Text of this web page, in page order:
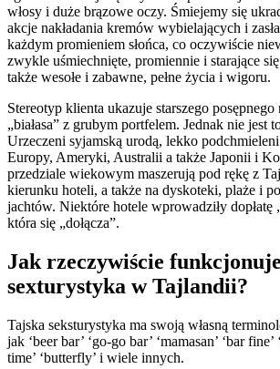
włosy i duże brązowe oczy. Śmiejemy się
akcje nakładania kremów wybielających i
każdym promieniem słońca, co oczywiście
zwykle uśmiechnięte, promiennie i starające
także wesołe i zabawne, pełne życia i wigoru.
Stereotyp klienta ukazuje starszego
„białasa” z grubym portfelem. Jednak nie jest
Urzeczeni syjamską urodą, lekko
Europy, Ameryki, Australii a także Japonii i
przedziale wiekowym maszerują pod rękę z
kierunku hoteli, a także na dyskoteki, plaże i
jachtów. Niektóre hotele wprowadziły dopłatę
która się „dołącza”.
Jak rzeczywiście funkcjonuje
sexturystyka w Tajlandii?
Tajska seksturystyka ma swoją własną
jak ‘beer bar’ ‘go-go bar’ ‘mamasan’ ‘bar fine’
time’ ‘butterfly’ i wiele innych.